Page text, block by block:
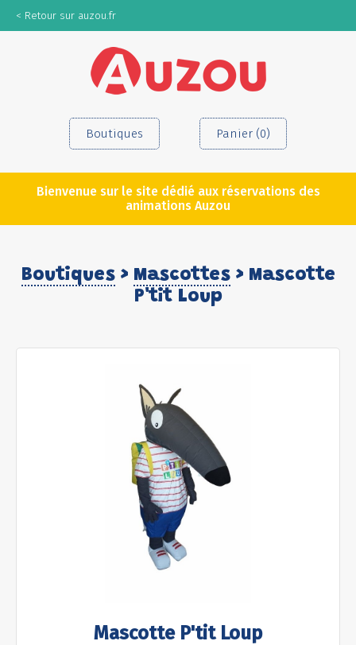
< Retour sur auzou.fr
Boutiques Panier (0)
Bienvenue sur le site dédié aux réservations des
animations Auzou
Boutiques> Mascottes> Mascotte
P'tit Loup
Mascotte P'tit Loup